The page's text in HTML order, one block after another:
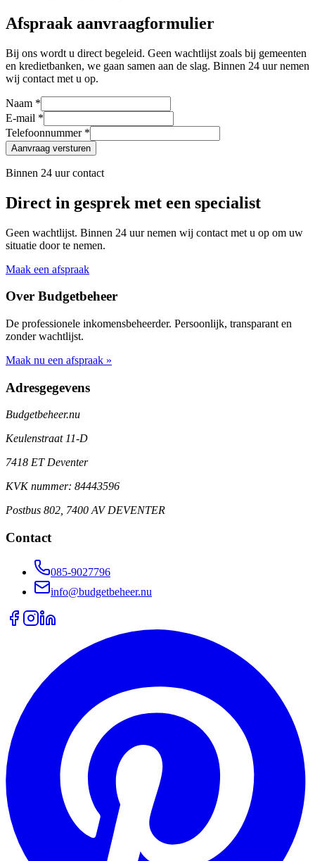
Afspraak aanvraagformulier
Bij ons wordt u direct begeleid. Geen wachtlijst zoals bij gemeenten
en kredietbanken, we gaan samen aan de slag. Binnen 24 uur nemen
wij contact met u op.
Naam *
E-mail *
Telefoonnummer *
Aanvraag versturen
Binnen 24 uur contact
Direct in gesprek met een specialist
Geen wachtlijst. Binnen 24 uur nemen wij contact met u op om uw
situatie door te nemen.
Maak een afspraak
Over Budgetbeheer
De professionele inkomensbeheerder. Persoonlijk, transparant en
zonder wachtlijst.
Maak nu een afspraak »
Adresgegevens
Budgetbeheer.nu
Keulenstraat 11-D
7418 ET Deventer
KVK nummer: 84443596
Postbus 802, 7400 AV DEVENTER
Contact
085-9027796
info@budgetbeheer.nu